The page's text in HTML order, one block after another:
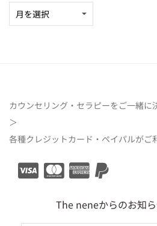
カウンセリング・セラピーをご一緒に
＞
各種クレジットカード・ペイパルがご
The neneからのお知